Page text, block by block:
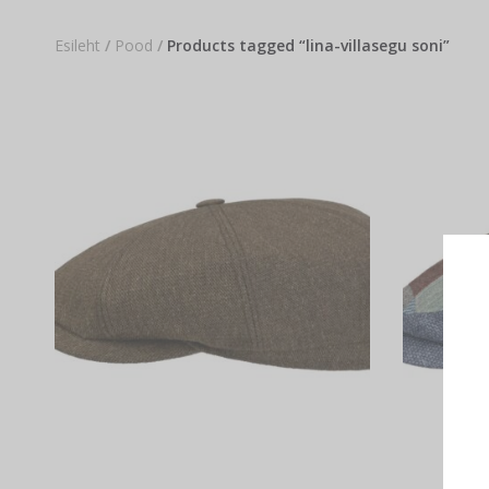
Esileht / Pood / Products tagged “lina-villasegu soni”